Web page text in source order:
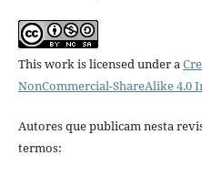
This work is licensed under a
NonCommercial-ShareAlike 4.0
Autores que publicam nesta
termos: